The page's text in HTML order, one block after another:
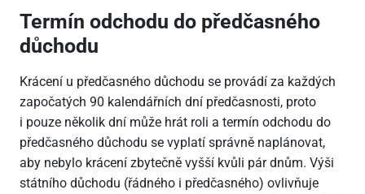
Termín odchodu do předčasného
důchodu
Krácení u předčasného důchodu se provádí za každých
započatých 90 kalendářních dní předčasnosti, proto
i pouze několik dní může hrát roli a termín odchodu do
předčasného důchodu se vyplatí správně naplánovat,
aby nebylo krácení zbytečně vyšší kvůli pár dnům. Výši
státního důchodu (řádného i předčasného) ovlivňuje